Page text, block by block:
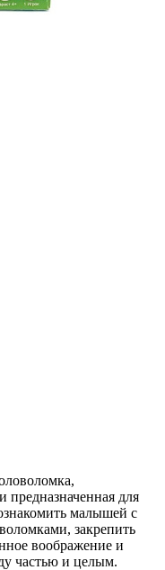
предназначенная для
малышей с
закрепить
воображение и
частью и целым.